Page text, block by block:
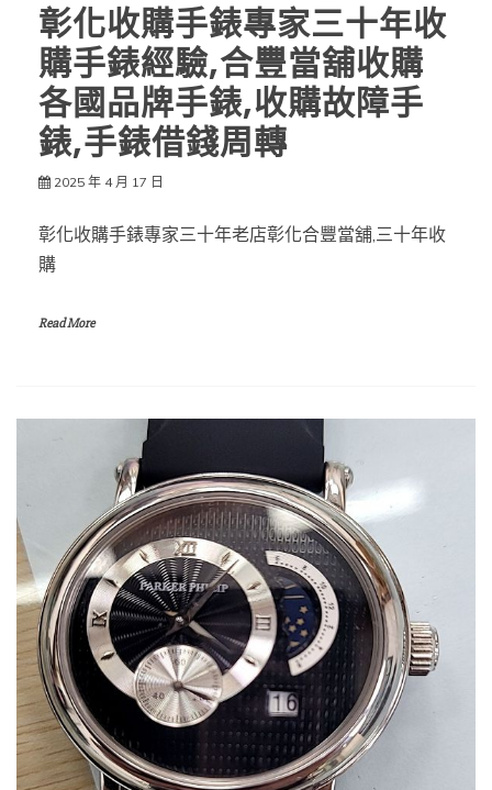
彰化收購手錶專家三十年收
購手錶經驗,合豐當舖收購
各國品牌手錶,收購故障手
錶,手錶借錢周轉
2025 年 4 月 17 日
彰化收購手錶專家三十年老店彰化合豐當舖,三十年收
購
Read More